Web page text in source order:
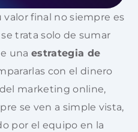
valor final no siempre es
trata solo de sumar
unaestrategia de
con el dinero
marketing online,
se ven a simple vista,
por el equipo en la